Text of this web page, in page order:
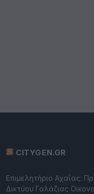
CITYGEN.GR
Επιμελητήριο Αχαΐας:
Δικτύου Γαλάζιας